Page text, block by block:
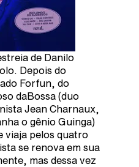
de Danilo
Depois do
Forfun, do
daBossa (duo
Jean Charnaux,
o gênio Guinga)
viaja pelos quatro
se renova em sua
mas dessa vez